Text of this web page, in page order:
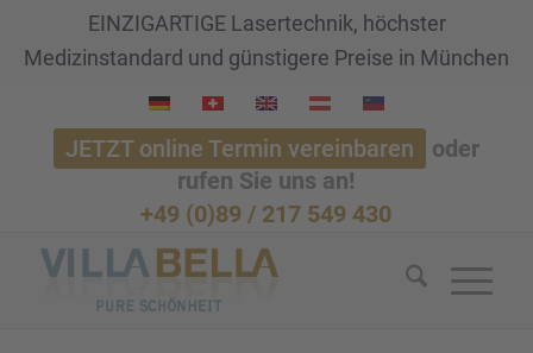
EINZIGARTIGE Lasertechnik, höchster
Medizinstandard und günstigere Preise in München
JETZT online Termin vereinbaren
oder
rufen Sie uns an!
+49 (0)89 / 217 549 430